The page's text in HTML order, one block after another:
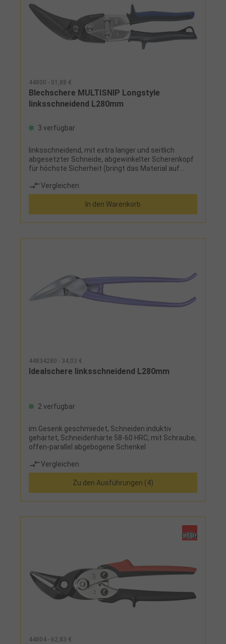
44800 - 51,88 €
Blechschere MULTISNIP Longstyle
linksschneidend L280mm
3 verfügbar
linksschneidend, mit extra langer und seitlich
abgesetzter Schneide, abgewinkelter Scherenkopf
für höchste Sicherheit (bringt das Material auf
Vergleichen
In den Warenkorb
44834280 - 34,03 €
Idealschere linksschneidend L280mm
2 verfügbar
im Gesenk geschmiedet, Schneiden induktiv
gehärtet, Schneidenhärte 58-60 HRC, mit Schraube,
offen-parallel abgebogene Schenkel
Vergleichen
Zu den Ausführungen (4)
44804 - 62,83 €